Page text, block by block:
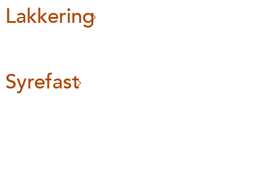
Lakkering
Syrefast